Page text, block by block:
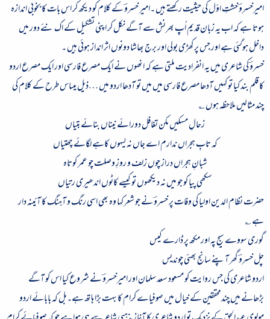
امیرخسروؔ خشتِ اوّل کی حیثیت رکھتے ہیں ۔امیر خسروؔ کے کلام کو دیکھ کر اس بات کا بخوبی اندازہ
ہوتا ہے کہ اب یہ زبان قدیم اُپ بھرنش سے آگے نکل کر اپنی تشکیل کے اک نئے دور میں
داخل ہوگئی ہے اور جس پر کھڑی بولی اور برج بھاشا دونوں اثر انداز ہوئی ہیں ۔
خسروؔ کی شاعری میں یہ انفرادیت ملتی ہے کہ انھوں نے ایک مصرع فارسی اور ایک مصرع اردو
کا قلم بند کیا تو کہیں آدھا مصرع فارسی میں میں تو آدھا اردو میں …ذیل میںاس طرح کے کلام کی
چند مثالیں ملاحظہ ہوں ؎
زحالِ مسکیں مکن تغافل دورائے نیناں بنائے بتیاں
کہ تابِ ہجراں ندارم اے جاں نہ لیہوں کاہے لگائے چھتیاں
شبانِ ہجراں دراز چوں زلف و روزِ وصلت چو عمر کوتاہ
سکھی پیا کو جو میں نہ دیکھوں تو کیسے کاٹوں اندھیری رتیاں
حضرت نظام الدین اولیا کی وفات پر خسروؔ نے جو شعر کہا وہ بھی اسی رنگ و آہنگ کا آئینہ دار
ہے ؎
گوری سووے سیج پہ اور مکھ پر ڈارے کیس
چل خسروؔ گھر آپنے سانج بھئی چوندیس
اردو شاعری کی جس روایت کو مسعود سعد سلمان اور امیرخسروؔ نے شروع کیا اس کو آگے
بڑھانے میں چندمحققین کے خیال میں صوفیاے کرام کا بہت بڑا ہاتھ ہے۔بل کہ بابائے اردو